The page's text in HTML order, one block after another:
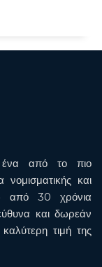
ένα από το πιο
νομισματικής και
από 30 χρόνια
και δωρεάν
τιμή της